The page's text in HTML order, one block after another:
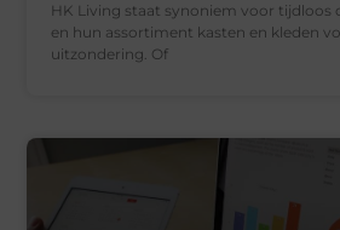
HK Living staat synoniem voor tijdloos
en hun assortiment kasten en kleden
uitzondering. Of